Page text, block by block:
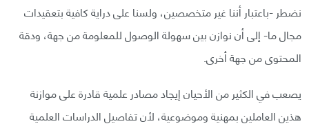
نضطر -باعتبار أننا غير متخصصين، ولسنا على دراية كافية بتعقيدات
مجال ما- إلى أن نوازن بين سهولة الوصول للمعلومة من جهة، ودقة
المحتوى من جهة أخرى.
يصعب في الكثير من الأحيان إيجاد مصادر علمية قادرة على موازنة
هذين العاملين بمهنية وموضوعية، لأن تفاصيل الدراسات العلمية